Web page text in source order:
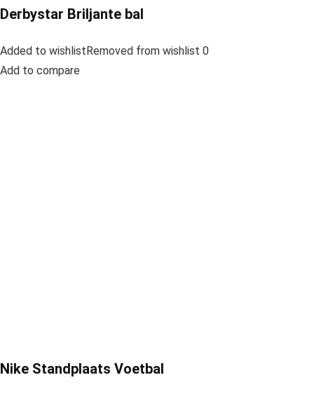
Derbystar Briljante bal
Added to wishlistRemoved from wishlist 0
Add to compare
Nike Standplaats Voetbal